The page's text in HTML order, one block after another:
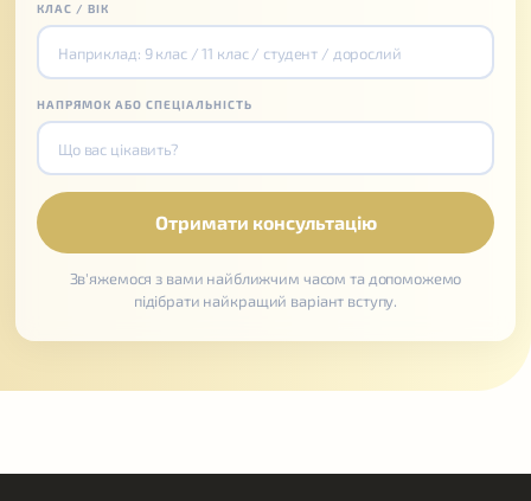
КЛАС / ВІК
НАПРЯМОК АБО СПЕЦІАЛЬНІСТЬ
Зв'яжемося з вами найближчим часом та допоможемо
підібрати найкращий варіант вступу.